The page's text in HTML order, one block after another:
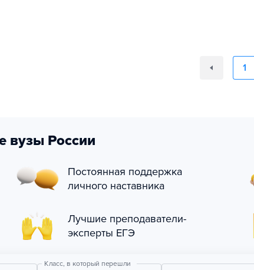
1
вузы России
Постоянная поддержка
личного наставника
Лучшие преподаватели-
эксперты ЕГЭ
Класс, в который перешли